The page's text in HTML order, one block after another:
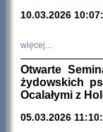
10.03.2026
więcej...
Otwarte
żydowskich
Ocalałymi z
05.03.2026